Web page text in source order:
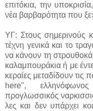
επιτόκια, την
νέα βαρβαρότητα που
ΥΓ: Στους σημερινούς
τέχνη γενικά και το
να κάνουν τη
καλαμπουράκια ή με
κεραίες μεταδίδουν τις
here",
προγλωσσικός
λες και δεν υπάρχει